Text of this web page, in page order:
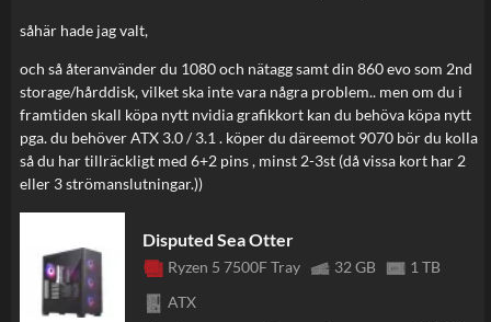
såhär hade jag valt,
och så återanvänder du 1080 och nätagg samt din 860 evo som 2nd
storage/hårddisk, vilket ska inte vara några problem.. men om du i
framtiden skall köpa nytt nvidia grafikkort kan du behöva köpa nytt
pga. du behöver ATX 3.0 / 3.1 . köper du däreemot 9070 bör du kolla
så du har tillräckligt med 6+2 pins , minst 2-3st (då vissa kort har 2
eller 3 strömanslutningar.))
Disputed Sea Otter
Ryzen 5 7500F Tray 32 GB
1 TB
ATX